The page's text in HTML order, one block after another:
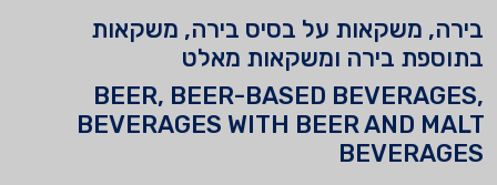
בירה, משקאות על בסיס בירה, משקאות
בתוספת בירה ומשקאות מאלט
BEER, BEER-BASED BEVERAGES,
BEVERAGES WITH BEER AND MALT
BEVERAGES